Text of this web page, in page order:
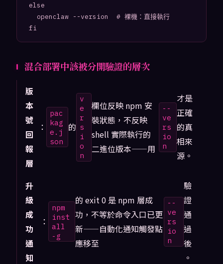
else
fi
混合部署中該被分開驗證的層次
版
本
號
回
報
層
：
pac
kag
e.j
son
的
v
e
r
s
i
o
n
欄位反映 npm 安
裝狀態，不反映
shell 實際執行的
二進位版本——用
--
ve
rs
io
n
才是
正確
的真
相來
源。
升
級
成
功
通
知
：
npm
inst
all
-g
的 exit 0 是 npm 層成
功，不等於命令入口已更
新——自動化通知觸發點
應移至
--
ve
rs
io
n
驗
證
通
過
後
。